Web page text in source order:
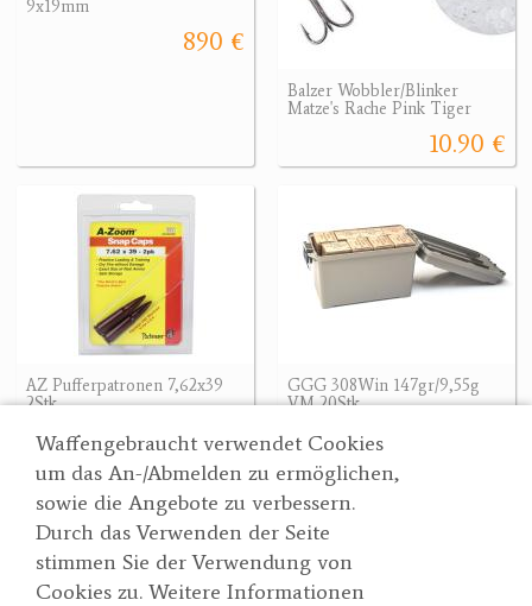
Waffengebraucht verwendet Cookies
um das An-/Abmelden zu ermöglichen,
sowie die Angebote zu verbessern.
Durch das Verwenden der Seite
stimmen Sie der Verwendung von
Cookies zu. Weitere Informationen
9x19mm
890 €
Balzer Wobbler/Blinker
Matze's Rache Pink Tiger
10.90 €
AZ Pufferpatronen 7,62x39
2Stk
24.90 €
GGG 308Win 147gr/9,55g
VM 20Stk.
Suche
Partner
Wertgarner 1820
Jagd & SporthandelsgmbH